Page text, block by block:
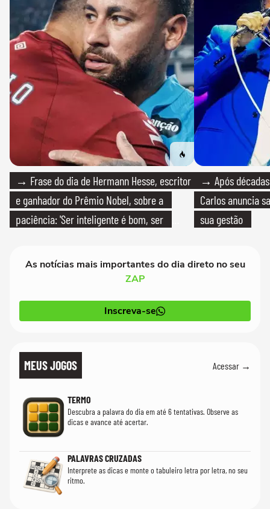
→ Frase do dia de Hermann Hesse, escritor
e ganhador do Prêmio Nobel, sobre a
paciência: 'Ser inteligente é bom, ser
→ Após
Carlos anuncia
sua gestão
As notícias mais importantes do dia direto no seu
ZAP
Inscreva-se
MEUS JOGOS Acessar →
TERMO
Descubra a palavra do dia em até 6 tentativas. Observe as
dicas e avance até acertar.
PALAVRAS CRUZADAS
Interprete as dicas e monte o tabuleiro letra por letra, no seu
ritmo.